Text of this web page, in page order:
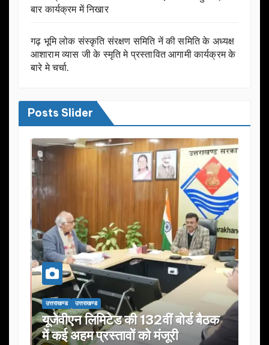
बार कार्यक्रम में निखार
गढ़ भूमि लोक संस्कृति संरक्षण समिति नें की समिति के अध्यक्ष
आशाराम व्यास जी के स्मृति मे प्रस्तावित आगामी कार्यक्रम के
बारे मे चर्चा.
Posts Slider
उत्तराखण्ड उत्तराखण्ड
यूजेवीएन लिमिटेड की 132वीं बोर्ड बैठक
में कई अहम प्रस्तावों को मंजूरी